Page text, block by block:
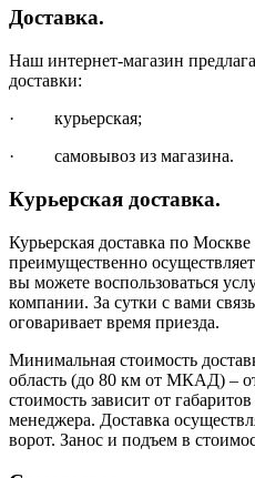
Доставка.
Наш интернет-магазин
доставки:
· курьерская;
· самовывоз из магазина.
Курьерская доставка.
Курьерская доставка по
преимущественно
вы можете воспользоваться
компании. За сутки с вами
оговаривает время приезда.
Минимальная стоимость
область (до 80 км от МКАД) –
стоимость зависит от
менеджера. Доставка
ворот. Занос и подъем в